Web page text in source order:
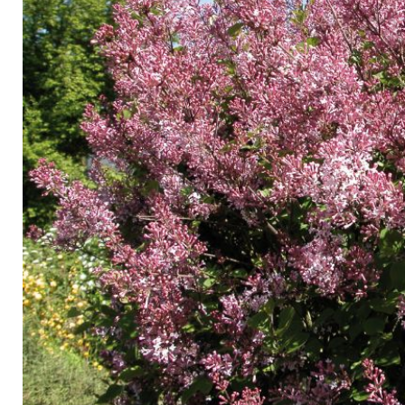
Arbustes de terre de bruyère
Plantes Grimpantes
Arbres fruitiers
Conifères
Plantes méditerranéennes et exotiques
Rosiers
Plantes
Plantes
Plantes
Plantes
Plantes
Plantes
Plantes
Lavande